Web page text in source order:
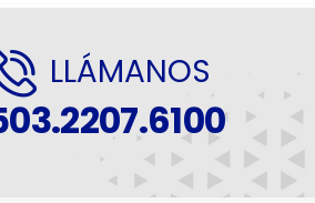
LLÁMANOS